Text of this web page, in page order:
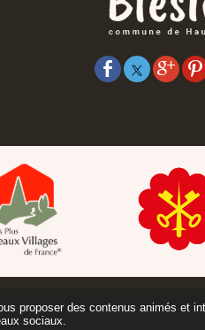
proposer des contenus animés et
sociaux.